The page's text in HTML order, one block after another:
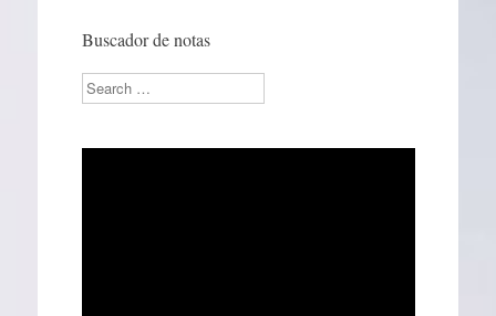
Buscador de notas
Search